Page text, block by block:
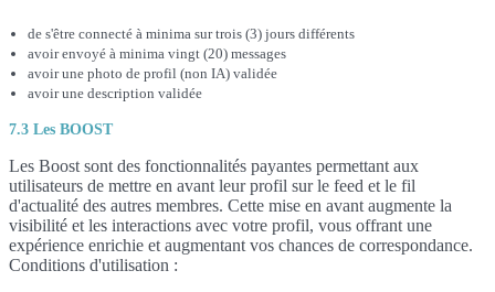
de s'être connecté à minima sur trois (3) jours différents
avoir envoyé à minima vingt (20) messages
avoir une photo de profil (non IA) validée
avoir une description validée
7.3 Les BOOST
Les Boost sont des fonctionnalités payantes permettant aux
utilisateurs de mettre en avant leur profil sur le feed et le fil
d'actualité des autres membres. Cette mise en avant augmente la
visibilité et les interactions avec votre profil, vous offrant une
expérience enrichie et augmentant vos chances de correspondance.
Conditions d'utilisation :